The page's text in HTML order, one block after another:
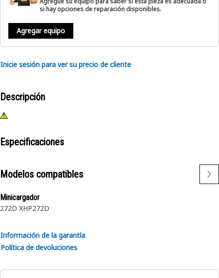
si hay opciones de reparación disponibles.
Agregar equipo
Inicie sesión para ver su precio de cliente
Descripción
Especificaciones
Modelos compatibles
Minicargador
272D XHP272D
Información de la garantía
Política de devoluciones